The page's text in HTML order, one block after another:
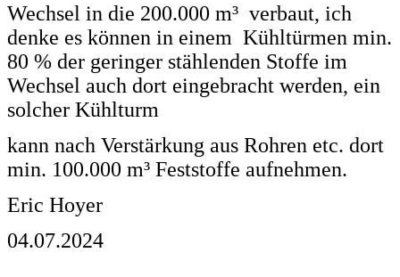
Wechsel in die 200.000 m³ verbaut, ich
denke es können in einem Kühltürmen min.
80 % der geringer stählenden Stoffe im
Wechsel auch dort eingebracht werden, ein
solcher Kühlturm
kann nach Verstärkung aus Rohren etc. dort
min. 100.000 m³ Feststoffe aufnehmen.
Eric Hoyer
04.07.2024